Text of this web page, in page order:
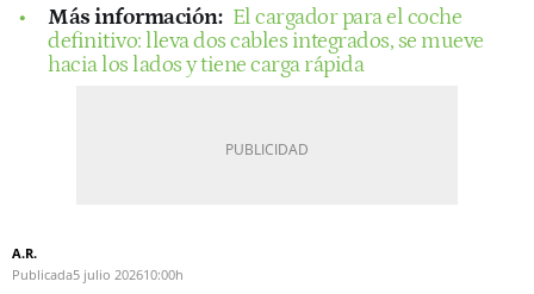
Más información: El cargador para el coche
definitivo: lleva dos cables integrados, se mueve
hacia los lados y tiene carga rápida
A.R.
Publicada5 julio 202610:00h